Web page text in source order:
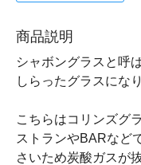
商品説明
シャボングラスと呼
しらったグラスにな
こちらはコリンズグ
ストランやBARなど
さいため炭酸ガスが